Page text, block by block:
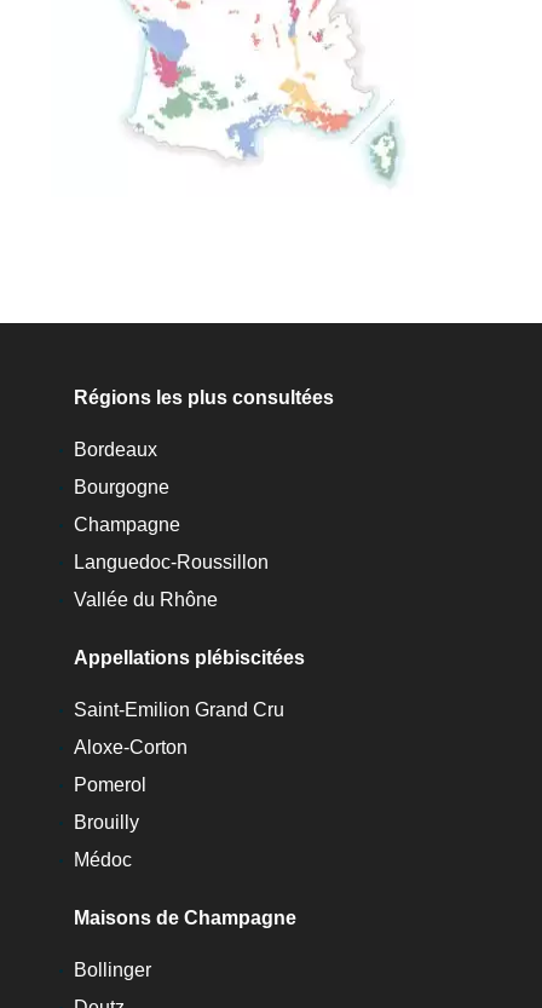
Régions les plus consultées
Bordeaux
Bourgogne
Champagne
Languedoc-Roussillon
Vallée du Rhône
Appellations plébiscitées
Saint-Emilion Grand Cru
Aloxe-Corton
Pomerol
Brouilly
Médoc
Maisons de Champagne
Bollinger